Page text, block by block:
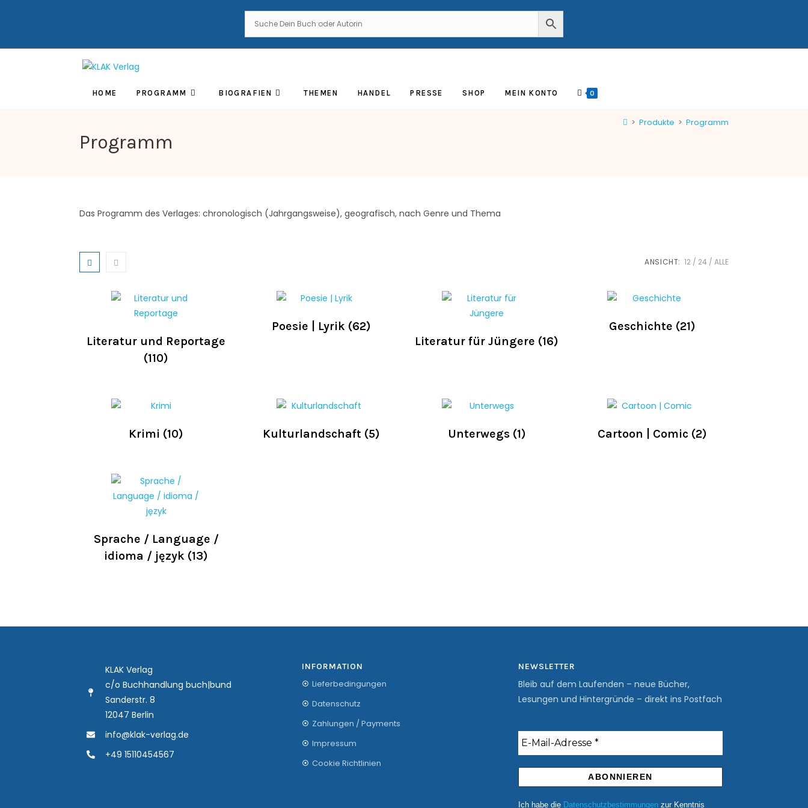
HOME PROGRAMM BIOGRAFIEN THEMEN HANDEL PRESSE SHOP MEIN KONTO 0
Programm
> Produkte > Programm
Das Programm des Verlages: chronologisch (Jahrgangsweise), geografisch, nach Genre und Thema
ANSICHT: 12 24 ALLE
Literatur und Reportage
(110)
Poesie | Lyrik (62)
Literatur für Jüngere (16)
Geschichte (21)
Krimi (10) Kulturlandschaft (5) Unterwegs (1) Cartoon | Comic (2)
Sprache / Language /
idioma / język (13)
KLAK Verlag
c/o Buchhandlung buch|bund
Sanderstr. 8
12047 Berlin
info@klak-verlag.de
+49 15110454567
INFORMATION
Lieferbedingungen
Datenschutz
Zahlungen / Payments
Impressum
Cookie Richtlinien
NEWSLETTER
Bleib auf dem Laufenden – neue Bücher,
Lesungen und Hintergründe – direkt ins Postfach
Ich habe die Datenschutzbestimmungenzur Kenntnis